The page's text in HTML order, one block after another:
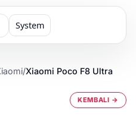
System
/Xiaomi Poco F8 Ultra
KEMBALI →